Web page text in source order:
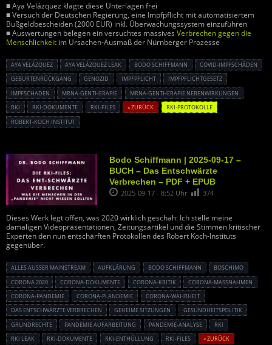
■ Aya Velázquez klagte diese Unterlagen frei
■ Versuch der Deutschen Regierung, eine Impfpflicht mit automatisiertem
Bußgeldbescheiden (2000 EUR) inkl. Überwachungssystem einzuführen
■ Auswertungen belegen ein versuchtes massives Verbrechen gegen die
Menschlichkeit im Ursachen-Ausmaß der Nürnberger Prozesse
AYA VELÁZQUEZ AYA VELÁZQUEZ LEAK BODO SCHIFFMANN
COVID-IMPFSCHÄDEN
GEBURTENRÜCKGANG
GENOZID IMPFPFLICHT
IMPFPFLICHTGESETZ
IMPFSCHADEN
MRNA-GENTHERAPIE
MRNA-GENTHERAPIE NEBENWIRKUNGEN
RKI
RKI-DOKUMENTE RKI-FILES « ZURÜCK
RKI-PROTOKOLLE
ROBERT-KOCH INSTITUT
Bodo Schiffmann | 2025-09-17 –
BUCH – Das Entschwärzte
Verbrechen – PDF + EPUB
2025-09-17 - 8:52 Uhr 374
Dieses Werk legt offen, was 2020 wirklich geschah: Ich stelle meine
damaligen Videopräsentationen, Zeitungsartikel und die Stimmen kritischer
Experten den nun entschärften Protokollen des Robert Koch-Instituts
gegenüber.
ALLES AUSSER MAINSTREAM AUFKLÄRUNG BODO SCHIFFMANN
BOSCHIMO
CORONA 2020
CORONA-DOKUMENTE CORONA-KRITIK
CORONA-MASSNAHMEN
CORONA-PANDEMIE
CORONA-PLANDEMIE
CORONA-WAHRHEIT
DAS ENTSCHWÄRZTE VERBRECHEN
GEHEIME SITZUNGEN
GESUNDHEITSPOLITIK
GRUNDRECHTE
PANDEMIE AUFARBEITUNG PANDEMIE-ANALYSE
RKI
RKI LEAK
RKI-DOKUMENTE RKI-ENTHÜLLUNG RKI-FILES
« ZURÜCK